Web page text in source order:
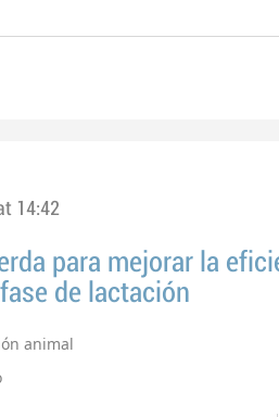
14:42
para mejorar la
de lactación
animal